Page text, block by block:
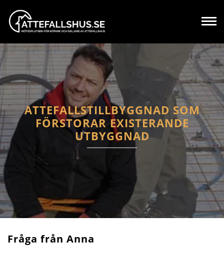
ATTEFALLSTILLBYGGNAD SOM
FÖRSTORAR EXISTERANDE
UTBYGGNAD
Fråga från Anna